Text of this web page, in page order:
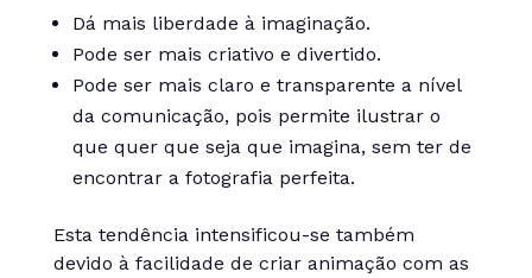
Dá mais liberdade à imaginação.
Pode ser mais criativo e divertido.
Pode ser mais claro e transparente a nível
da comunicação, pois permite ilustrar o
que quer que seja que imagina, sem ter de
encontrar a fotografia perfeita.
Esta tendência intensificou-se também
devido à facilidade de criar animação com as